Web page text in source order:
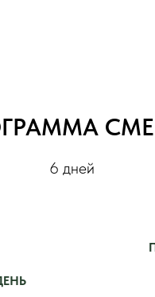
6 дней